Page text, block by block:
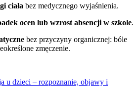
ciała bez medycznego wyjaśnienia.
ocen lub wzrost absencji w szkole.
bez przyczyny organicznej: bóle
zmęczenie.
u dzieci – rozpoznanie, objawy i